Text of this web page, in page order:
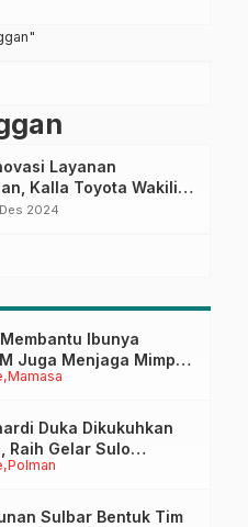
Layanan
Kalla Toyota Wakili
Raih Kemenangan di
2024
Mamasa
Ibunya
Juga Menjaga Mimpi
Menggapai Cita-Cita
Polman
Duka Dikukuhkan
Raih Gelar Sulo
Sulbar Bentuk Tim